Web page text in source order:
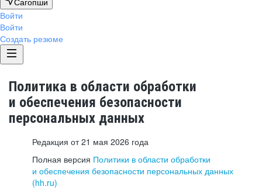
Войти
Войти
Создать резюме
Политика в области обработки
и обеспечения безопасности
персональных данных
Редакция от 21 мая 2026 года
Полная версия Политики в области обработки
и обеспечения безопасности персональных данных
(hh.ru)